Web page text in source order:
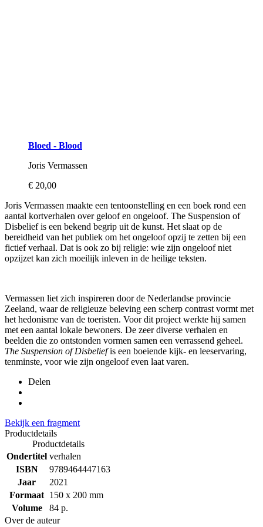
Bloed - Blood
Joris Vermassen
€ 20,00
Joris Vermassen maakte een tentoonstelling en een boek rond een
aantal kortverhalen over geloof en ongeloof. The Suspension of
Disbelief is een bekend begrip uit de kunst. Het slaat op de
bereidheid van het publiek om het ongeloof opzij te zetten bij een
fictief verhaal. Dat is ook zo bij religie: wie zijn ongeloof niet
opzijzet kan zich moeilijk inleven in de heilige teksten.
Vermassen liet zich inspireren door de Nederlandse provincie
Zeeland, waar de religieuze beleving een scherp contrast vormt met
het hedonisme van de toeristen. Voor dit project werkte hij samen
met een aantal lokale bewoners. De zeer diverse verhalen en
beelden die zo ontstonden vormen samen een verrassend geheel.
The Suspension of Disbeliefis een boeiende kijk- en leeservaring,
tenminste, voor wie zijn ongeloof even laat varen.
Delen
Bekijk een fragment
Productdetails
Productdetails
Ondertitel verhalen
ISBN
9789464447163
Jaar
2021
Formaat 150 x 200 mm
Volume
84 p.
Over de auteur